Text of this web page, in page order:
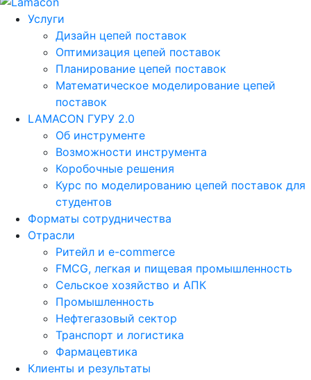
Услуги
Дизайн цепей поставок
Оптимизация цепей поставок
Планирование цепей поставок
Математическое моделирование цепей
поставок
LAMACON ГУРУ 2.0
Об инструменте
Возможности инструмента
Коробочные решения
Курс по моделированию цепей поставок для
студентов
Форматы сотрудничества
Отрасли
Ритейл и e-commerce
FMCG, легкая и пищевая промышленность
Сельское хозяйство и АПК
Промышленность
Нефтегазовый сектор
Транспорт и логистика
Фармацевтика
Клиенты и результаты